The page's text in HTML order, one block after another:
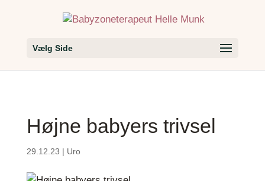
Vælg Side
Højne babyers trivsel
29.12.23 | Uro